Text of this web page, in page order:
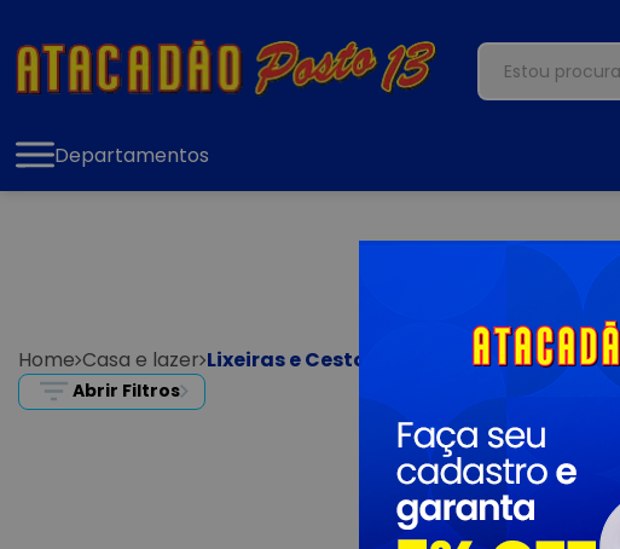
Departamentos
Home Casa e lazer Lixeiras e Cestos
Abrir Filtros